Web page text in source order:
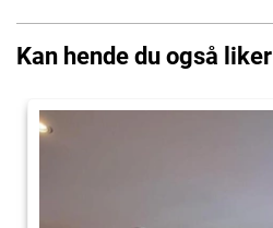
Kan hende du også liker